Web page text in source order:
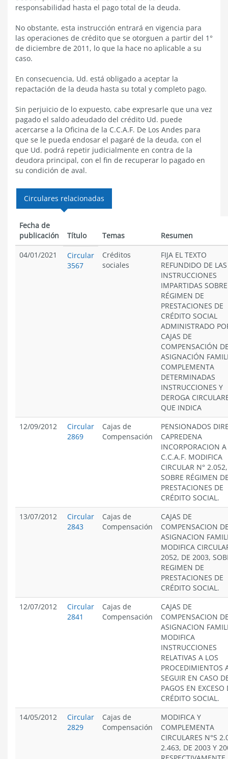
responsabilidad hasta el pago total de la deuda.
No obstante, esta instrucción entrará en vigencia para
las operaciones de crédito que se otorguen a partir del 1°
de diciembre de 2011, lo que la hace no aplicable a su
caso.
En consecuencia, Ud. está obligado a aceptar la
repactación de la deuda hasta su total y completo pago.
Sin perjuicio de lo expuesto, cabe expresarle que una vez
pagado el saldo adeudado del crédito Ud. puede
acercarse a la Oficina de la C.C.A.F. De Los Andes para
que se le pueda endosar el pagaré de la deuda, con el
que Ud. podrá repetir judicialmente en contra de la
deudora principal, con el fin de recuperar lo pagado en
su condición de aval.
Circulares relacionadas
Fecha de
publicación
Título Temas
Resumen
04/01/2021
Circular
3567
Créditos
sociales
FIJA EL TEXTO
REFUNDIDO DE LAS
INSTRUCCIONES
IMPARTIDAS
RÉGIMEN DE
PRESTACIONES DE
CRÉDITO SOCIAL
ADMINISTRADO
CAJAS DE
COMPENSACIÓN
ASIGNACIÓN
COMPLEMENTA
DETERMINADAS
INSTRUCCIONES Y
DEROGA
QUE INDICA
12/09/2012
Circular
2869
Cajas de
Compensación
PENSIONADOS
CAPREDENA
INCORPORACION A
C.C.A.F. MODIFICA
CIRCULAR N° 2.052,
SOBRE RÉGIMEN
PRESTACIONES DE
CRÉDITO SOCIAL.
13/07/2012
Circular
2843
Cajas de
Compensación
CAJAS DE
COMPENSACION
ASIGNACION
MODIFICA
2052, DE 2003,
REGIMEN DE
PRESTACIONES DE
CRÉDITO SOCIAL.
12/07/2012
Circular
2841
Cajas de
Compensación
CAJAS DE
COMPENSACION
ASIGNACION
MODIFICA
INSTRUCCIONES
RELATIVAS A LOS
PROCEDIMIENTOS
SEGUIR EN CASO
PAGOS EN EXCESO
CRÉDITO SOCIAL.
14/05/2012
Circular
2829
Cajas de
Compensación
MODIFICA Y
COMPLEMENTA
CIRCULARES N°S
2.463, DE 2003 Y